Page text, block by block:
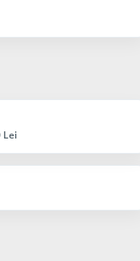
Lei